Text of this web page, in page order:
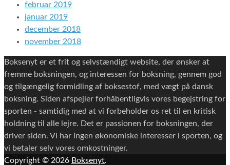
februar 2019
januar 2019
december 2018
november 2018
Boksenyt er et frit og selvstændigt website, der ønsker at
fremme boksningen, og interessen for boksning, gennem god
og tilgængelig formidling af boksestof, med vægt på dansk
boksning. Siden afspejler forhåbentligvis vores begejstring for
sporten - samtidig med at vi forbeholder os ret til en kritisk
holdning til alle lejre. Det er passionen for boksningen, der
driver siden. Vi har ingen økonomiske interesser i sporten, og
vi betaler selv vores omkostninger.
Copyright © 2026 Boksenyt.